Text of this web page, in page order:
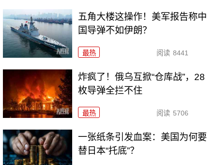
五角大楼这操作！美军报告称中
国导弹不如伊朗？
最热 阅读 8441
炸疯了！俄乌互掀“仓库战”，28
枚导弹全拦不住
最热 阅读 5706
一张纸条引发血案：美国为何要
替日本“托底”？